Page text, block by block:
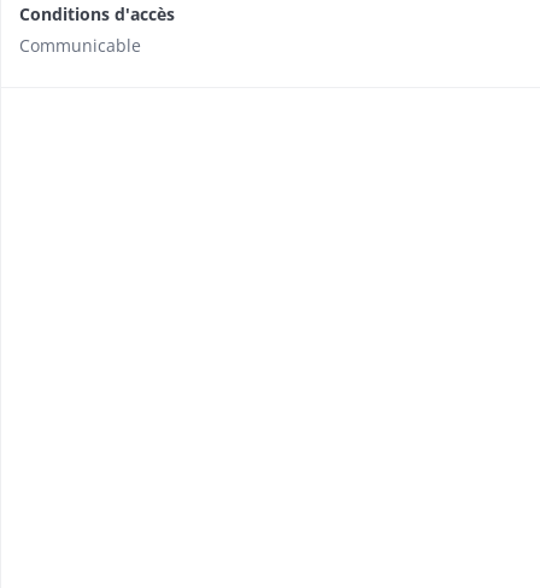
Conditions d'accès
Communicable